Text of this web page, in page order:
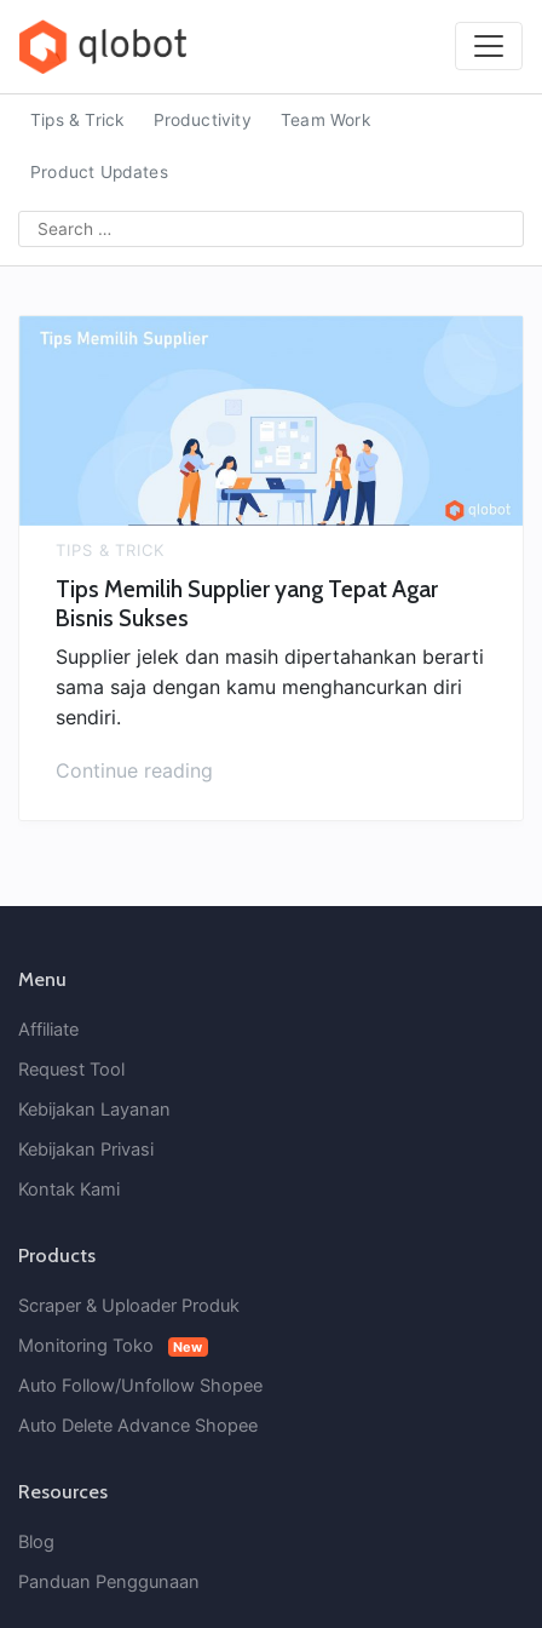
content
Tips & Trick Productivity Team Work
Product Updates
Search
for:
TIPS & TRICK
Tips Memilih Supplier yang Tepat Agar
Bisnis Sukses
Supplier jelek dan masih dipertahankan berarti
sama saja dengan kamu menghancurkan diri
sendiri.
Continue reading
Menu
Affiliate
Request Tool
Kebijakan Layanan
Kebijakan Privasi
Kontak Kami
Products
Scraper & Uploader Produk
Monitoring Toko
New
Auto Follow/Unfollow Shopee
Auto Delete Advance Shopee
Resources
Blog
Panduan Penggunaan